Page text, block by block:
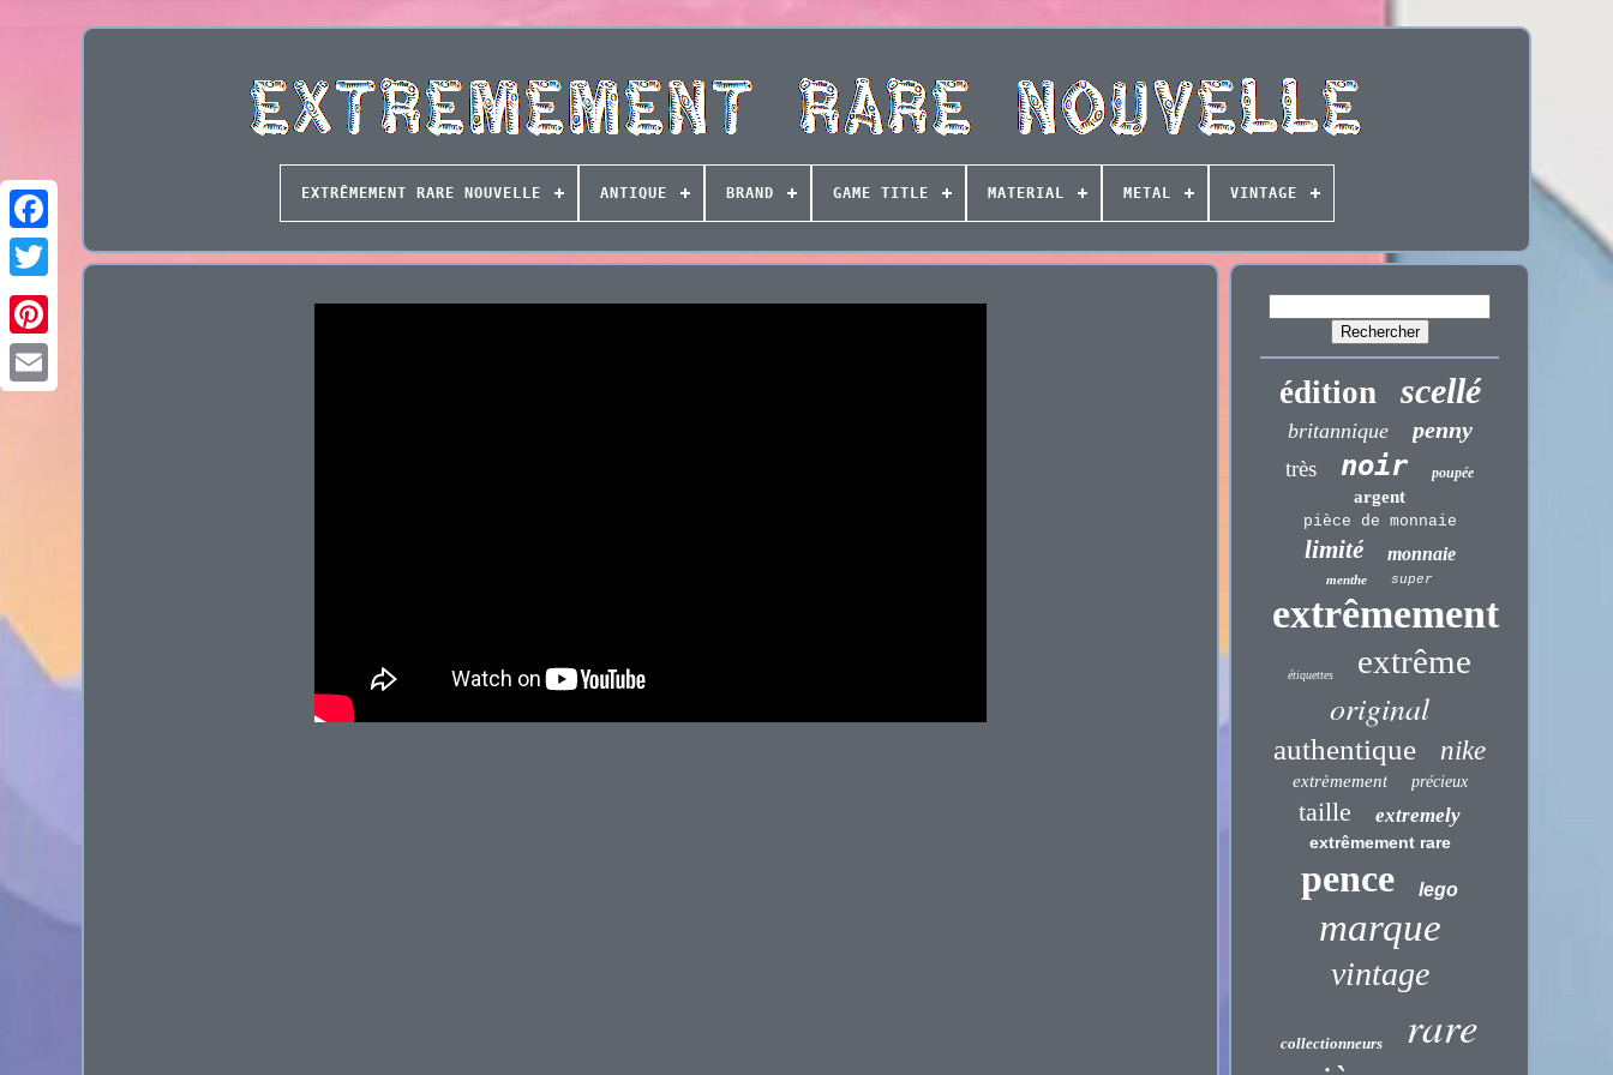
EXTRÊMEMENT RARE NOUVELLE ANTIQUE BRAND GAME TITLE MATERIAL METAL VINTAGE
édition scellé
britannique penny
très noir poupée
argent
pièce de monnaie
limité monnaie
menthe super
extrêmement
étiquettes extrême
original
authentique nike
extrèmement précieux
taille extremely
extrêmement rare
pence lego
marque
vintage
collectionneurs rare